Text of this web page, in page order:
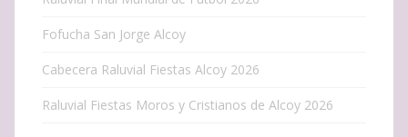
Fofucha San Jorge Alcoy
Cabecera Raluvial Fiestas Alcoy 2026
Raluvial Fiestas Moros y Cristianos de Alcoy 2026